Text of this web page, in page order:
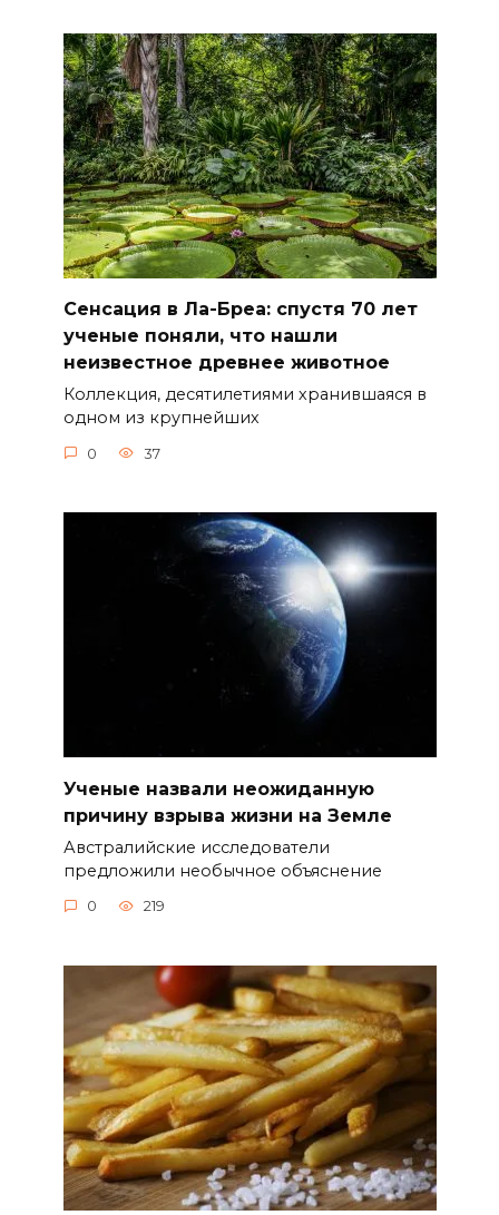
Сенсация в Ла-Бреа: спустя 70 лет
ученые поняли, что нашли
неизвестное древнее животное
Коллекция, десятилетиями хранившаяся в
одном из крупнейших
0 37
Ученые назвали неожиданную
причину взрыва жизни на Земле
Австралийские исследователи
предложили необычное объяснение
0 219